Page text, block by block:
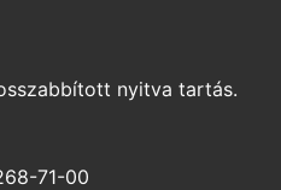
nyitva tartás.
71-00